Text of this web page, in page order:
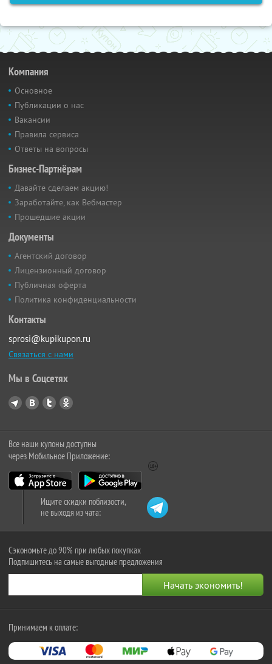
Компания
Основное
Публикации о нас
Вакансии
Правила сервиса
Ответы на вопросы
Бизнес-Партнёрам
Давайте сделаем акцию!
Заработайте, как Вебмастер
Прошедшие акции
Документы
Агентский договор
Лицензионный договор
Публичная оферта
Политика конфиденциальности
Контакты
sprosi@kupikupon.ru
Связаться с нами
Мы в Соцсетях
Все наши купоны доступны
через Мобильное Приложение:
Ищите скидки поблизости,
не выходя из чата:
Сэкономьте до 90% при любых покупках
Подпишитесь на самые выгодные предложения
Принимаем к оплате: